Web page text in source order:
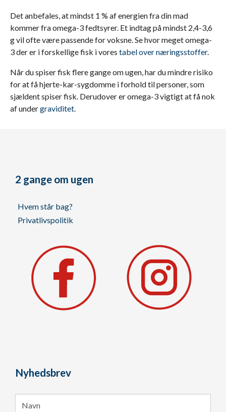
Det anbefales, at mindst 1 % af energien fra din mad
kommer fra omega-3 fedtsyrer. Et indtag på mindst 2,4-3,6
g vil ofte være passende for voksne. Se hvor meget omega-
3 der er i forskellige fisk i vores tabel over næringsstoffer.
Når du spiser fisk flere gange om ugen, har du mindre risiko
for at få hjerte-kar-sygdomme i forhold til personer, som
sjældent spiser fisk. Derudover er omega-3 vigtigt at få nok
af undergraviditet
2 gange om ugen
Hvem står bag?
Privatlivspolitik
Nyhedsbrev